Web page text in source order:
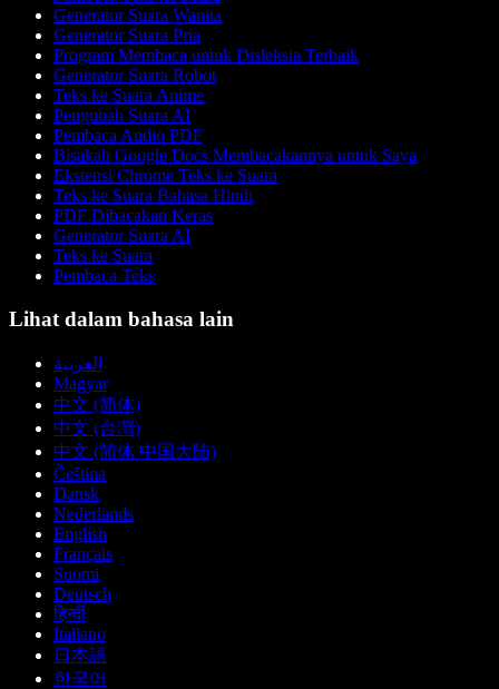
Generator Suara Wanita
Generator Suara Pria
Program Membaca untuk Disleksia Terbaik
Generator Suara Robot
Teks ke Suara Anime
Pengubah Suara AI
Pembaca Audio PDF
Bisakah Google Docs Membacakannya untuk Saya
Ekstensi Chrome Teks ke Suara
Teks ke Suara Bahasa Hindi
PDF Dibacakan Keras
Generator Suara AI
Teks ke Suara
Pembaca Teks
Lihat dalam bahasa lain
العربية
Magyar
中文 (简体)
中文 (台灣)
中文 (简体 中国大陆)
Čeština
Dansk
Nederlands
English
Français
Suomi
Deutsch
हिन्दी
Italiano
日本語
한국어